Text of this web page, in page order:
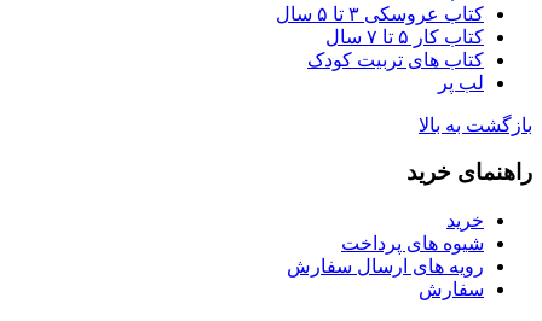
کتاب عروسکی ۳ تا ۵ سال
کتاب کار ۵ تا ۷ سال
کتاب های تربیت کودک
لب پر
بازگشت به بالا
راهنمای خرید
خرید
شیوه های پرداخت
رویه های ارسال سفارش
سفارش